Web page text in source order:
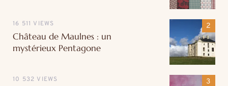
16 511 VIEWS
Château de Maulnes : un
mystérieux Pentagone
10 532 VIEWS